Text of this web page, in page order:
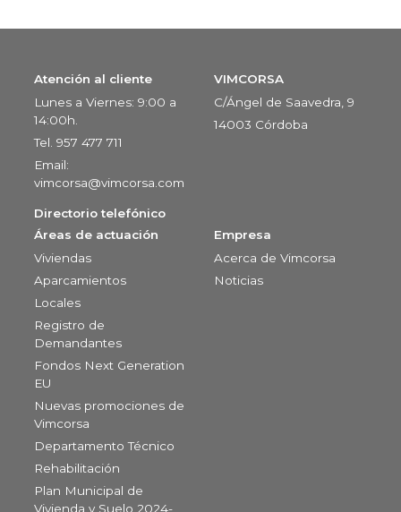
Atención al cliente
Lunes a Viernes: 9:00 a
14:00h.
Tel. 957 477 711
Email:
vimcorsa@vimcorsa.com
Directorio telefónico
VIMCORSA
C/Ángel de Saavedra, 9
14003 Córdoba
Áreas de actuación
Viviendas
Aparcamientos
Locales
Registro de
Demandantes
Fondos Next Generation
EU
Nuevas promociones de
Vimcorsa
Departamento Técnico
Rehabilitación
Plan Municipal de
Vivienda y Suelo 2024-
Empresa
Acerca de Vimcorsa
Noticias